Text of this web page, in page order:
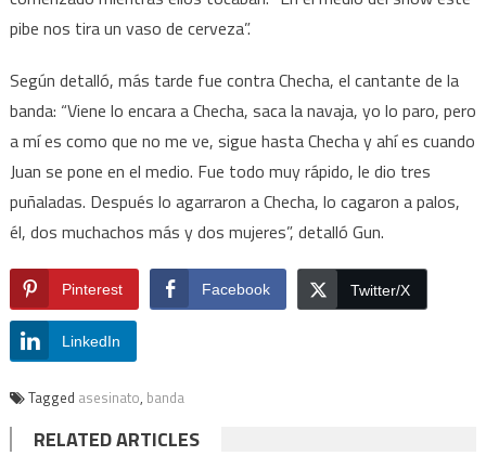
pibe nos tira un vaso de cerveza”.
Según detalló, más tarde fue contra Checha, el cantante de la
banda: “Viene lo encara a Checha, saca la navaja, yo lo paro, pero
a mí es como que no me ve, sigue hasta Checha y ahí es cuando
Juan se pone en el medio. Fue todo muy rápido, le dio tres
puñaladas. Después lo agarraron a Checha, lo cagaron a palos,
él, dos muchachos más y dos mujeres”, detalló Gun.
Pinterest Facebook Twitter/X
LinkedIn
Tagged asesinato, banda
RELATED ARTICLES